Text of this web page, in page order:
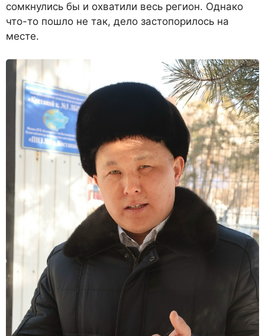
сомкнулись бы и охватили весь регион. Однако
что-то пошло не так, дело за­стопорилось на
месте.